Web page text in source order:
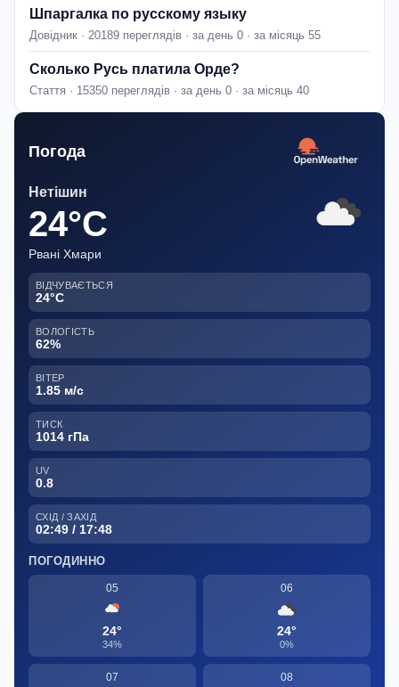
Шпаргалка по русскому языку
Довідник · 20189 переглядів · за день 0 · за місяць 55
Сколько Русь платила Орде?
Стаття · 15350 переглядів · за день 0 · за місяць 40
Погода
Нетішин
24°C
Рвані Хмари
ВІДЧУВАЄТЬСЯ
24°C
ВОЛОГІСТЬ
62%
ВІТЕР
1.85 м/с
ТИСК
1014 гПа
UV
0.8
СХІД / ЗАХІД
02:49 / 17:48
ПОГОДИННО
05
24°
34%
06
24°
0%
07 08